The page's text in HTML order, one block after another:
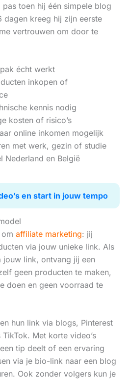
toen hij één simpele blog
dagen kreeg hij zijn eerste
vertrouwen om door te
écht werkt
inkopen of
kennis nodig
kosten of risico’s
online inkomen mogelijk
met werk, gezin of studie
Nederland en België
en start in jouw tempo
affiliate marketing: jij
via jouw unieke link. Als
jouw link, ontvang jij een
geen producten te maken,
doen en geen voorraad te
hun link via blogs, Pinterest
Met korte video’s
tip deelt of een ervaring
via je bio-link naar een blog
Ook zonder volgers kun je